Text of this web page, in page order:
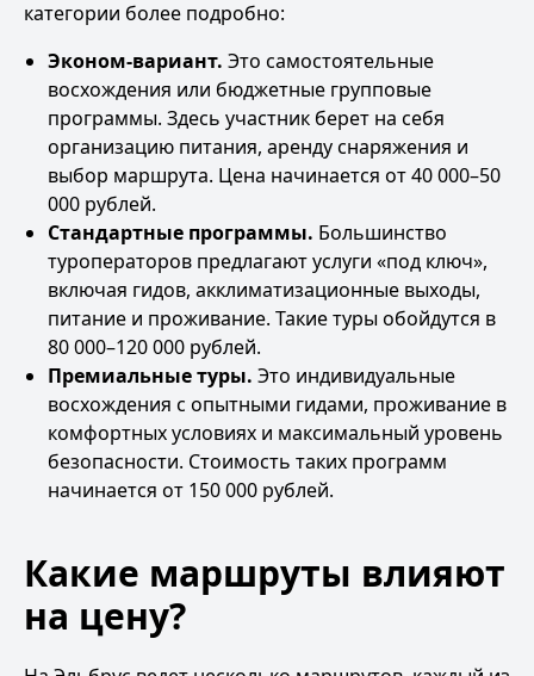
категории более подробно:
Эконом-вариант. Это самостоятельные
восхождения или бюджетные групповые
программы. Здесь участник берет на себя
организацию питания, аренду снаряжения и
выбор маршрута. Цена начинается от 40 000–50
000 рублей.
Стандартные программы. Большинство
туроператоров предлагают услуги «под ключ»,
включая гидов, акклиматизационные выходы,
питание и проживание. Такие туры обойдутся в
80 000–120 000 рублей.
Премиальные туры. Это индивидуальные
восхождения с опытными гидами, проживание в
комфортных условиях и максимальный уровень
безопасности. Стоимость таких программ
начинается от 150 000 рублей.
Какие маршруты влияют
на цену?